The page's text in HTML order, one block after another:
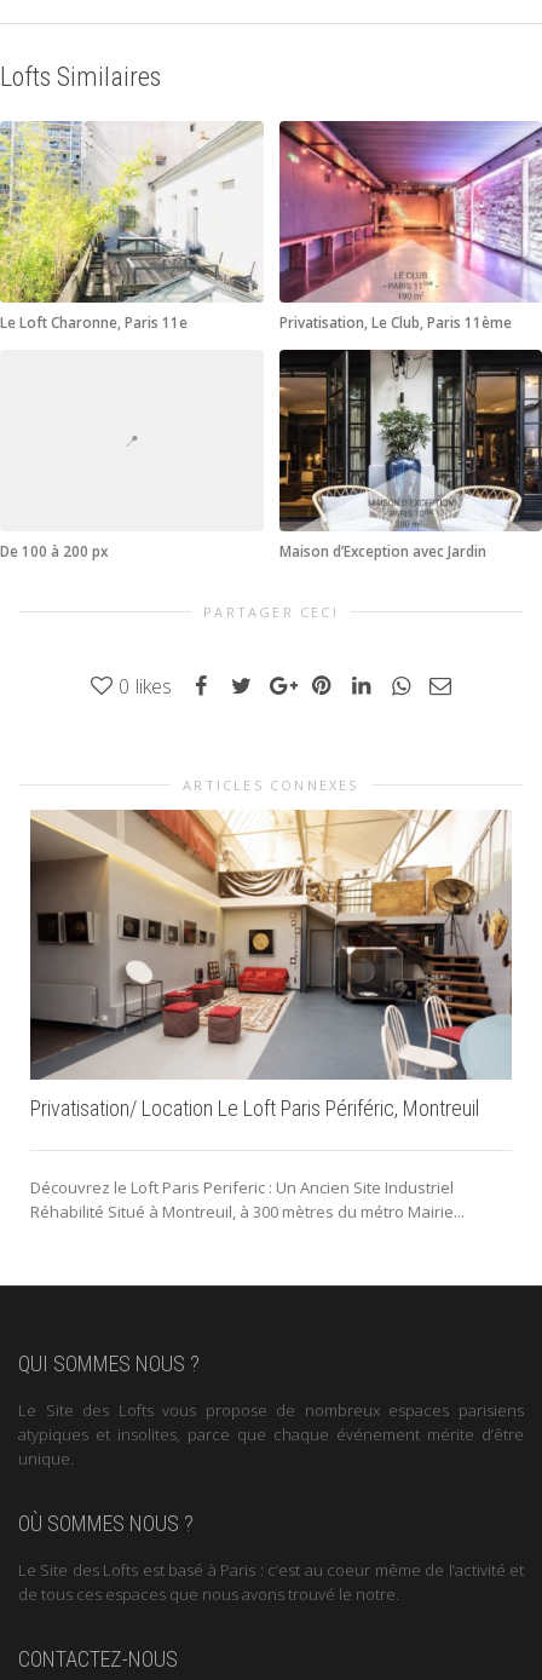
Lofts Similaires
Le Loft Charonne, Paris 11e Privatisation, Le Club, Paris 11ème
📍
De 100 à 200 px Maison d’Exception avec Jardin
PARTAGER CECI
0 likes
ARTICLES CONNEXES
Privatisation/ Location Le Loft Paris Périféric, Montreuil
Découvrez le Loft Paris Periferic : Un Ancien Site Industriel
Réhabilité Situé à Montreuil, à 300 mètres du métro Mairie...
QUI SOMMES NOUS ?
Le Site des Lofts vous propose de nombreux espaces parisiens
atypiques et insolites, parce que chaque événement mérite d’être
unique.
OÙ SOMMES NOUS ?
Le Site des Lofts est basé à Paris : c’est au coeur même de l’activité et
de tous ces espaces que nous avons trouvé le notre.
CONTACTEZ-NOUS